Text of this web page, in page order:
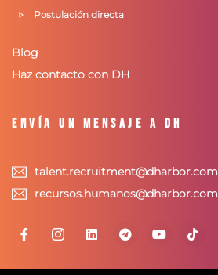
Postulación directa
Blog
Haz contacto con DH
Envía un mensaje a DH
talent.recruitment@dharbor.com
recursos.humanos@dharbor.com